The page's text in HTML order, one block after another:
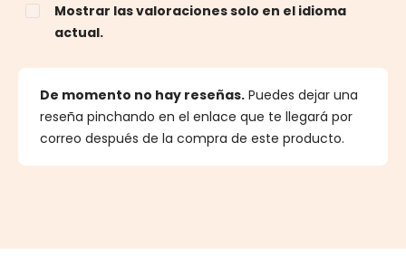
Mostrar las valoraciones solo en el idioma
actual.
De momento no hay reseñas. Puedes dejar una
reseña pinchando en el enlace que te llegará por
correo después de la compra de este producto.